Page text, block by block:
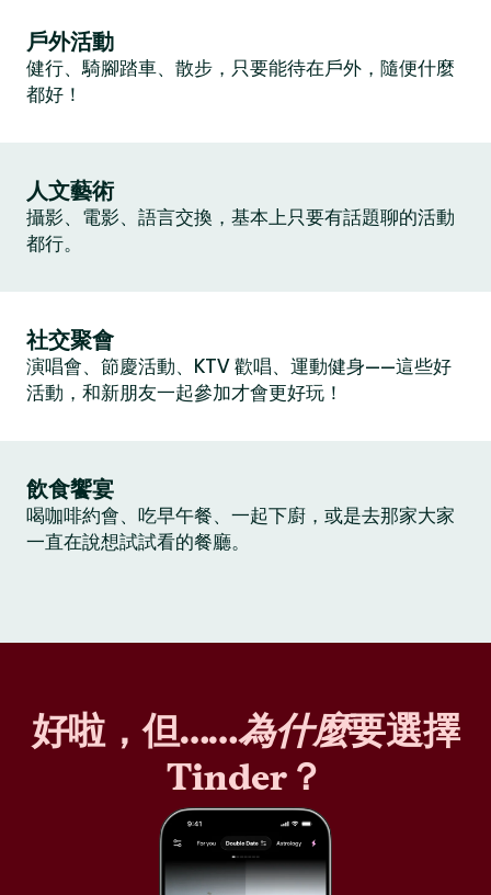
戶外活動
健行、騎腳踏車、散步，只要能待在戶外，隨便什麼
都好！
人文藝術
攝影、電影、語言交換，基本上只要有話題聊的活動
都行。
社交聚會
演唱會、節慶活動、KTV 歡唱、運動健身——這些好
活動，和新朋友一起參加才會更好玩！
飲食饗宴
喝咖啡約會、吃早午餐、一起下廚，或是去那家大家
一直在說想試試看的餐廳。
好啦，但……為什麼要選擇
Tinder？